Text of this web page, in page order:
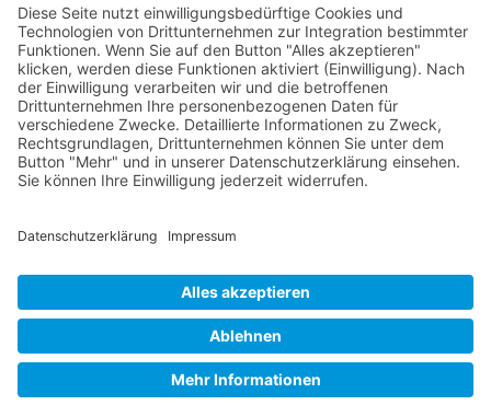
Impressum
Datenschutz
Kooperation
Werbung
Presse- und Öffentlichkeitsarbeit
Aktuelles
Themenwelt
Geprüfter Franchisegeber
© 2023 Franchisevergleich.eu